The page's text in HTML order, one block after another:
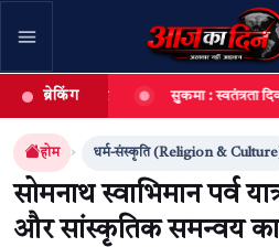
खबर खोजें
ब्रेकिंग सुकमा : स्वतंत्रता दिवस में गूंजेगा
होम धर्म-संस्कृति (Religion &
सोमनाथ स्वाभिमान पर्व
और सांस्कृतिक समन्वय